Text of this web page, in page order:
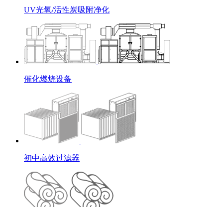
UV光氧/活性炭吸附净化
催化燃烧设备
初中高效过滤器